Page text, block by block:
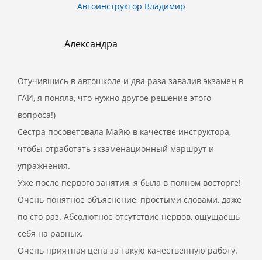
Автоинструктор Владимир
Александра
Отучившись в автошколе и два раза завалив экзамен в
ГАИ, я поняла, что нужно другое решение этого
вопроса!)
Сестра посоветовала Майю в качестве инструктора,
чтобы отработать экзаменационный маршрут и
упражнения.
Уже после первого занятия, я была в полном восторге!
Очень понятное объяснение, простыми словами, даже
по сто раз. Абсолютное отсутствие нервов, ощущаешь
себя на равных.
Очень приятная цена за такую качественную работу.